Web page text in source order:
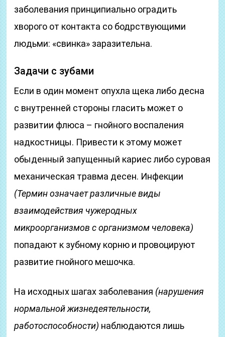
заболевания принципиально оградить
хворого от контакта со бодрствующими
людьми: «свинка» заразительна.
Задачи с зубами
Если в один момент опухла щека либо десна
с внутренней стороны гласить может о
развитии флюса – гнойного воспаления
надкостницы. Привести к этому может
обыденный запущенный кариес либо суровая
механическая травма десен. Инфекции
(Термин означает различные виды
взаимодействия чужеродных
микроорганизмов с организмом человека)
попадают к зубному корню и провоцируют
развитие гнойного мешочка.
На исходных шагах заболевания (нарушения
нормальной жизнедеятельности,
работоспособности) наблюдаются лишь